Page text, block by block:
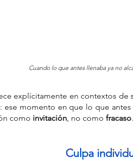
Cuando lo que antes llenaba ya no
explícitamente en contextos de
: ese momento en que lo que antes
como invitación, no como fracaso.
Culpa